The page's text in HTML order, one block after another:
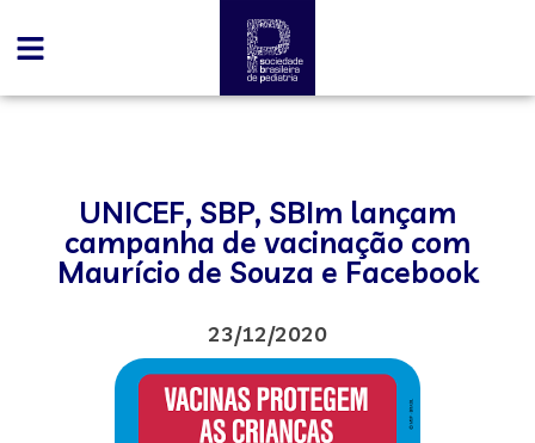
UNICEF, SBP, SBIm lançam
campanha de vacinação com
Maurício de Souza e Facebook
23/12/2020